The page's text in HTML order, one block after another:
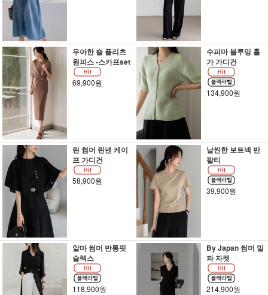
우아한 숄 플리츠
원피스 -스카프set
69,900원
수피마 블루밍 홀
가 가디건
134,900원
린 썸머 린넨 케이
프 가디건
58,900원
날씬한 보트넥 반
팔티
39,900원
알마 썸머 반통핏
슬렉스
118,900원
By Japan 썸머 밀
파 자켓
214,900원